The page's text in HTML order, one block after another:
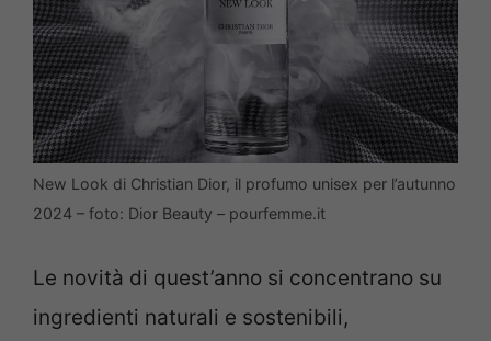
New Look di Christian Dior, il profumo unisex per l’autunno
2024 – foto: Dior Beauty – pourfemme.it
Le novità di quest’anno si concentrano su
ingredienti naturali e sostenibili,